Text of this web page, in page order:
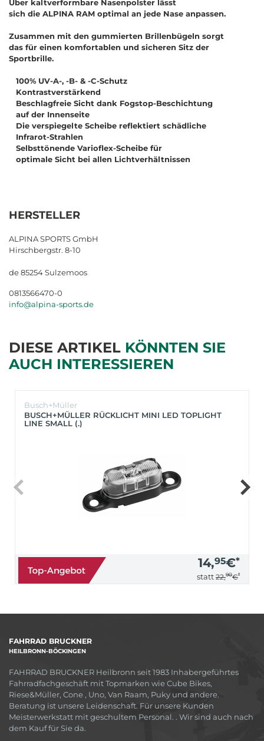
Über kaltverformbare Nasenpolster lässt
sich die ALPINA RAM optimal an jede Nase anpassen.
Zusammen mit den gummierten Brillenbügeln sorgt
das für einen komfortablen und sicheren Sitz der
Sportbrille.
100% UV-A-, -B- & -C-Schutz
Kontrastverstärkend
Beschlagfreie Sicht dank Fogstop-Beschichtung
auf der Innenseite
Die verspiegelte Scheibe reflektiert schädliche
Infrarot-Strahlen
Selbsttönende Varioflex-Scheibe für
optimale Sicht bei allen Lichtverhältnissen
HERSTELLER
ALPINA SPORTS GmbH
Hirschbergstr. 8-10
de 85254 Sulzemoos
0813566470-0
info@alpina-sports.de
DIESE ARTIKEL KÖNNTEN SIE
AUCH INTERESSIEREN
Busch+Müller
BUSCH+MÜLLER RÜCKLICHT MINI LED TOPLIGHT
LINE SMALL (.)
14,95€*
statt 22,90€*
FAHRRAD BRUCKNER
HEILBRONN-BÖCKINGEN
FAHRRAD BRUCKNER Heilbronn seit 1983 Inhabergeführtes
Fahrradfachgeschäft mit Topmarken wie Cube Bikes,
Riese&Müller, Cone , Uno, Van Raam, Puky und andere.
Beratung ist unsere Leidenschaft. Für unsere Kunden
Meisterwerkstatt mit geschultem Personal. . Wir sind auch nach
dem Kauf für Sie da.